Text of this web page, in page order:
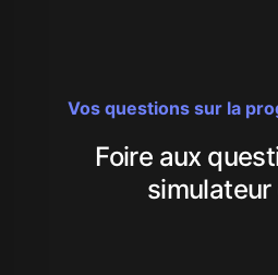
Vos questions sur la
Foire aux
simulateur